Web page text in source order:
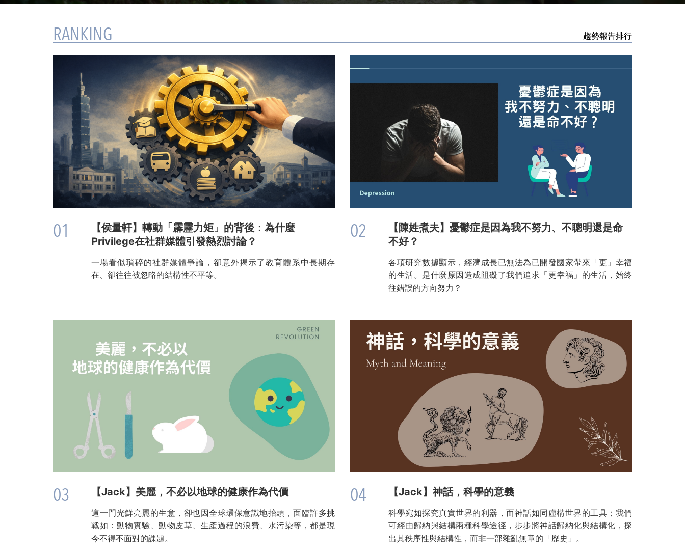
RANKING 趨勢報告排行
01
【侯量軒】轉動「霹靂力矩」的背後：為什麼
Privilege在社群媒體引發熱烈討論？
一場看似瑣碎的社群媒體爭論，卻意外揭示了教育體系中長期存
在、卻往往被忽略的結構性不平等。
02
【陳姓煮夫】憂鬱症是因為我不努力、不聰明還是命
不好？
各項研究數據顯示，經濟成長已無法為已開發國家帶來「更」幸福
的生活。是什麼原因造成阻礙了我們追求「更幸福」的生活，始終
往錯誤的方向努力？
03 【Jack】美麗，不必以地球的健康作為代價
這一門光鮮亮麗的生意，卻也因全球環保意識地抬頭，面臨許多挑
戰如：動物實驗、動物皮草、生產過程的浪費、水污染等，都是現
今不得不面對的課題。
04 【Jack】神話，科學的意義
科學宛如探究真實世界的利器，而神話如同虛構世界的工具；我們
可經由歸納與結構兩種科學途徑，步步將神話歸納化與結構化，探
出其秩序性與結構性，而非一部雜亂無章的「歷史」。